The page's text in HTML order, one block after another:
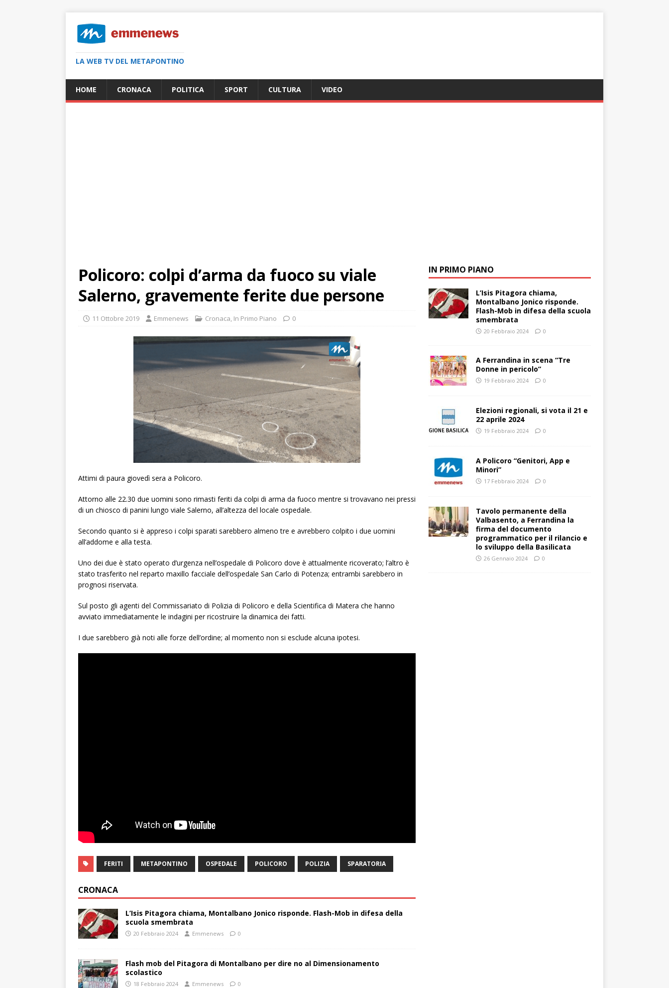
LA WEB TV DEL METAPONTINO
HOME CRONACA POLITICA SPORT CULTURA VIDEO
Policoro: colpi d’arma da fuoco su viale
Salerno, gravemente ferite due persone
11 Ottobre 2019 Emmenews Cronaca, In Primo Piano 0
Attimi di paura giovedì sera a Policoro.
Attorno alle 22.30 due uomini sono rimasti feriti da colpi di arma da fuoco mentre si trovavano nei pressi
di un chiosco di panini lungo viale Salerno, all’altezza del locale ospedale.
Secondo quanto si è appreso i colpi sparati sarebbero almeno tre e avrebbero colpito i due uomini
all’addome e alla testa.
Uno dei due è stato operato d’urgenza nell’ospedale di Policoro dove è attualmente ricoverato; l’altro è
stato trasferito nel reparto maxillo facciale dell’ospedale San Carlo di Potenza; entrambi sarebbero in
prognosi riservata.
Sul posto gli agenti del Commissariato di Polizia di Policoro e della Scientifica di Matera che hanno
avviato immediatamente le indagini per ricostruire la dinamica dei fatti.
I due sarebbero già noti alle forze dell’ordine; al momento non si esclude alcuna ipotesi.
FERITI METAPONTINO OSPEDALE POLICORO POLIZIA SPARATORIA
CRONACA
L’Isis Pitagora chiama, Montalbano Jonico risponde. Flash-Mob in difesa della
scuola smembrata
20 Febbraio 2024 Emmenews 0
Flash mob del Pitagora di Montalbano per dire no al Dimensionamento
scolastico
18 Febbraio 2024 Emmenews 0
IN PRIMO PIANO
L’Isis Pitagora chiama,
Montalbano Jonico risponde.
Flash-Mob in difesa della scuola
smembrata
20 Febbraio 2024 0
A Ferrandina in scena “Tre
Donne in pericolo”
19 Febbraio 2024 0
Elezioni regionali, si vota il 21 e
22 aprile 2024
19 Febbraio 2024 0
A Policoro “Genitori, App e
Minori”
17 Febbraio 2024 0
Tavolo permanente della
Valbasento, a Ferrandina la
firma del documento
programmatico per il rilancio e
lo sviluppo della Basilicata
26 Gennaio 2024 0